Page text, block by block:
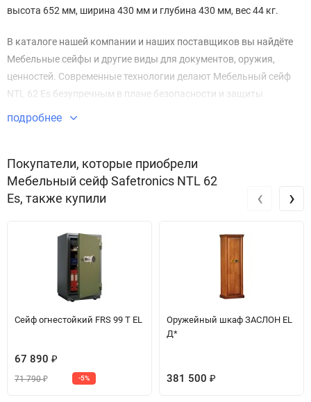
высота 652 мм, ширина 430 мм и глубина 430 мм, вес 44 кг.
В каталоге нашей компании и наших поставщиков вы найдёте
Мебельные сейфы и другие виды для документов, оружия,
ценностей. Современные технологии делают Мебельный сейф
NTL 62 Es безупречным в плане безопасности и защиты
имущества.
подробнее
Покупатели, которые приобрели
Мебельный сейф Safetronics NTL 62
Es, также купили
Сейф огнестойкий FRS 99 T EL
67 890 ₽
71 790₽ -5%
Оружейный шкаф ЗАСЛОН EL
Д*
381 500 ₽
‹ ›